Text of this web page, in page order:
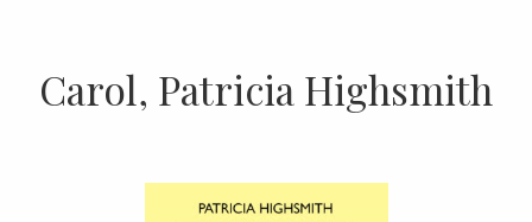
Carol, Patricia Highsmith